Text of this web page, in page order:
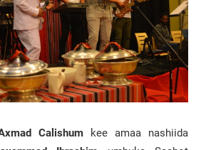
Calishum kee amaa nashiida